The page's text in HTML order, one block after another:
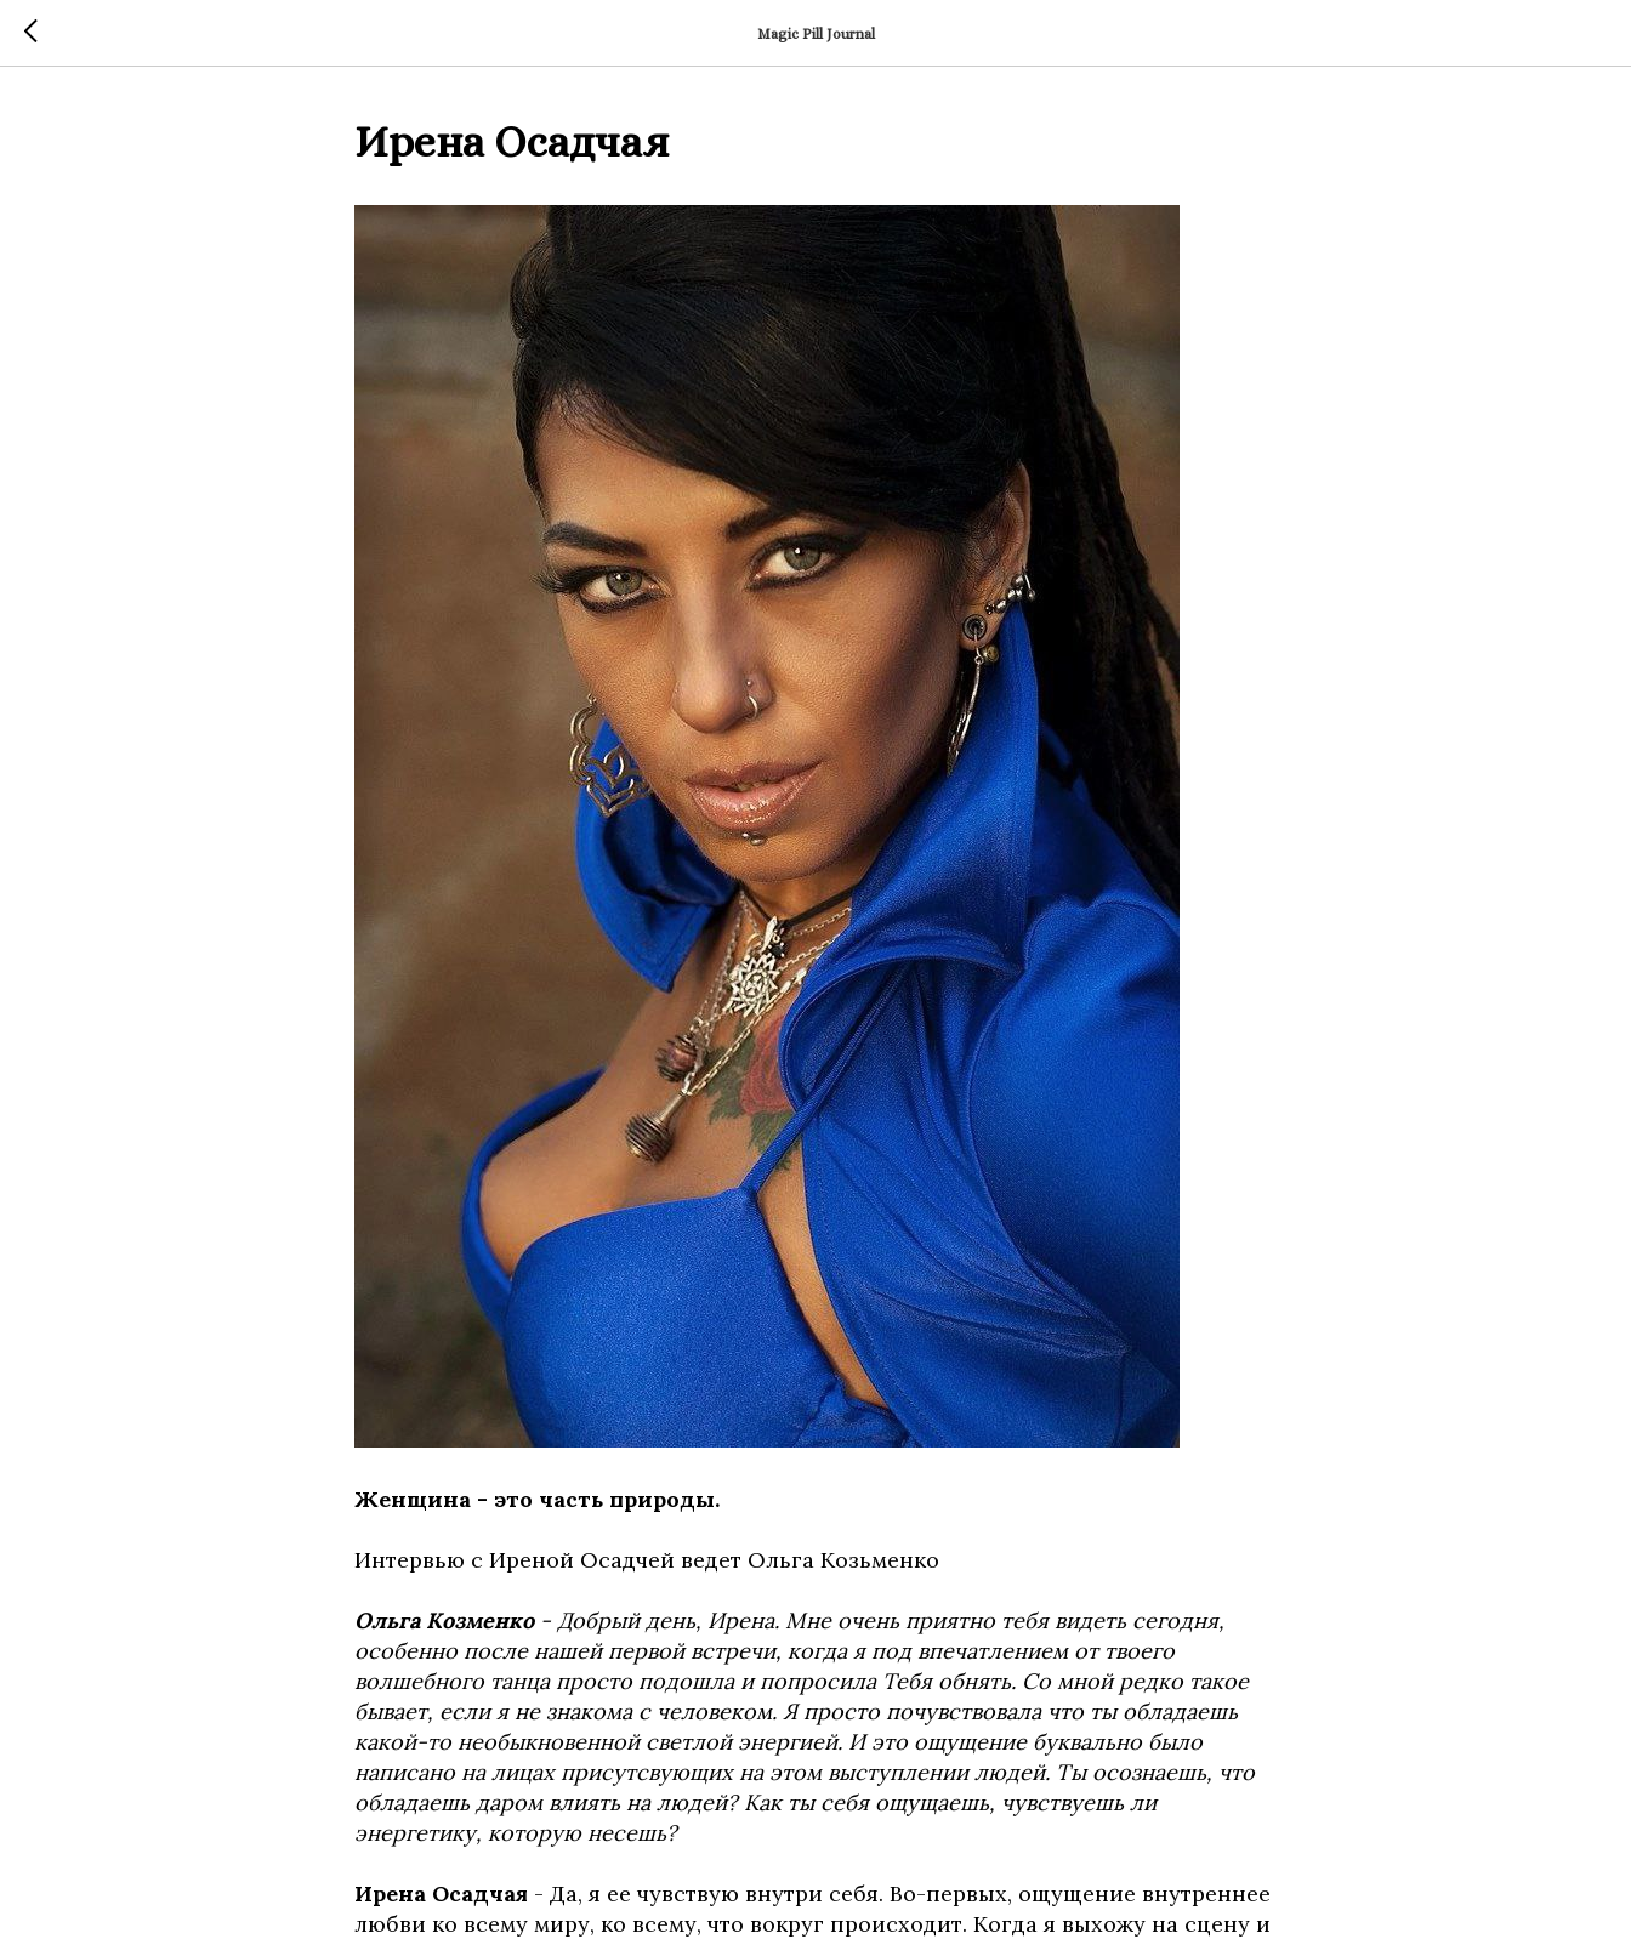
Magic Pill Journal
Ирена Осадчая
Женщина - это часть природы.
Интервью с Иреной Осадчей ведет Ольга Козьменко
Ольга Козменко- Добрый день, Ирена. Мне очень приятно тебя видеть сегодня,
особенно после нашей первой встречи, когда я под впечатлением от твоего
волшебного танца просто подошла и попросила Тебя обнять. Со мной редко такое
бывает, если я не знакома с человеком. Я просто почувствовала что ты обладаешь
какой-то необыкновенной светлой энергией. И это ощущение буквально было
написано на лицах присутсвующих на этом выступлении людей. Ты осознаешь, что
обладаешь даром влиять на людей? Как ты себя ощущаешь, чувствуешь ли
энергетику, которую несешь?
Ирена Осадчая - Да, я ее чувствую внутри себя. Во-первых, ощущение внутреннее
любви ко всему миру, ко всему, что вокруг происходит. Когда я выхожу на сцену и